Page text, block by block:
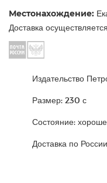
Местонахождение:
Доставка
Издательство
Размер: 230 с
Состояние:
Доставка по